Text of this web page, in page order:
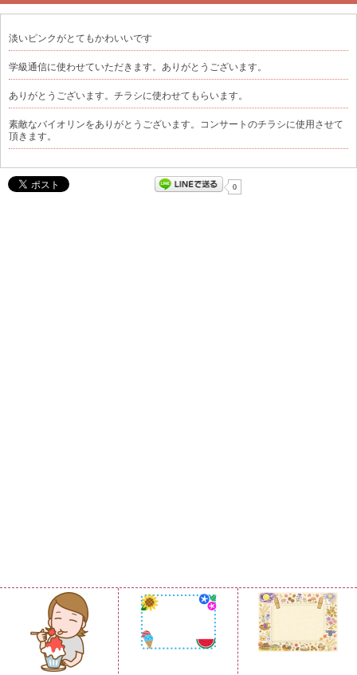
淡いピンクがとてもかわいいです
学級通信に使わせていただきます。ありがとうございます。
ありがとうございます。チラシに使わせてもらいます。
素敵なバイオリンをありがとうございます。コンサートのチラシに使用させて
頂きます。
0